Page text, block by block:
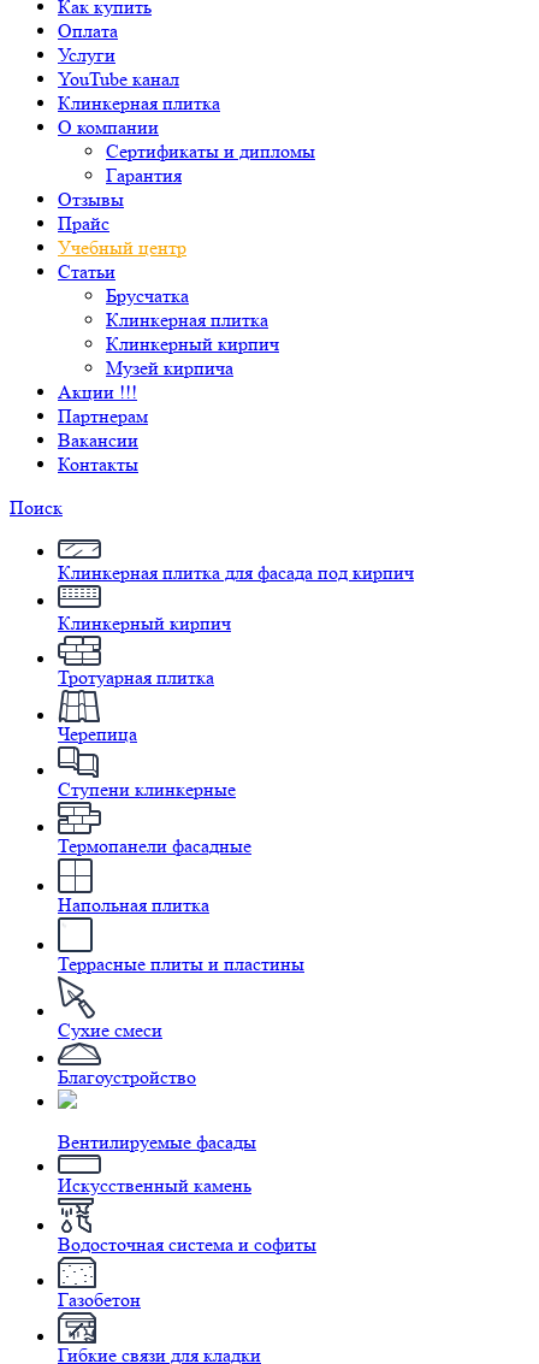
Как купить
Оплата
Услуги
YouTube канал
Клинкерная плитка
О компании
Сертификаты и дипломы
Гарантия
Отзывы
Прайс
Учебный центр
Статьи
Брусчатка
Клинкерная плитка
Клинкерный кирпич
Музей кирпича
Акции !!!
Партнерам
Вакансии
Контакты
Поиск
Клинкерная плитка для фасада под кирпич
Клинкерный кирпич
Тротуарная плитка
Черепица
Ступени клинкерные
Термопанели фасадные
Напольная плитка
Террасные плиты и пластины
Сухие смеси
Благоустройство
Вентилируемые фасады
Искусственный камень
Водосточная система и софиты
Газобетон
Гибкие связи для кладки